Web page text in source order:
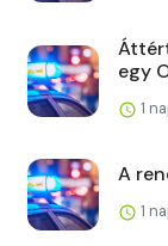
egy
1
A
1